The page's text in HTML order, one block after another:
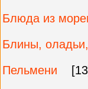
Блюда из
Блины,
Пельмени